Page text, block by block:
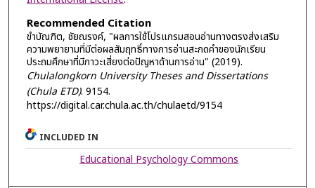
Recommended Citation
ขำบัณฑิต, ชัยณรงค์, "ผลการใช้โปรแกรมสอนอ่านทางตรงส่งเสริม
ความพยายามที่มีต่อผลสัมฤทธิ์ทางการอ่านสะกดคำของนักเรียน
ประถมศึกษาที่มีภาวะเสี่ยงต่อปัญหาด้านการอ่าน" (2019).
Chulalongkorn University Theses and Dissertations
(Chula ETD). 9154.
https://digital.car.chula.ac.th/chulaetd/9154
INCLUDED IN
Educational Psychology Commons